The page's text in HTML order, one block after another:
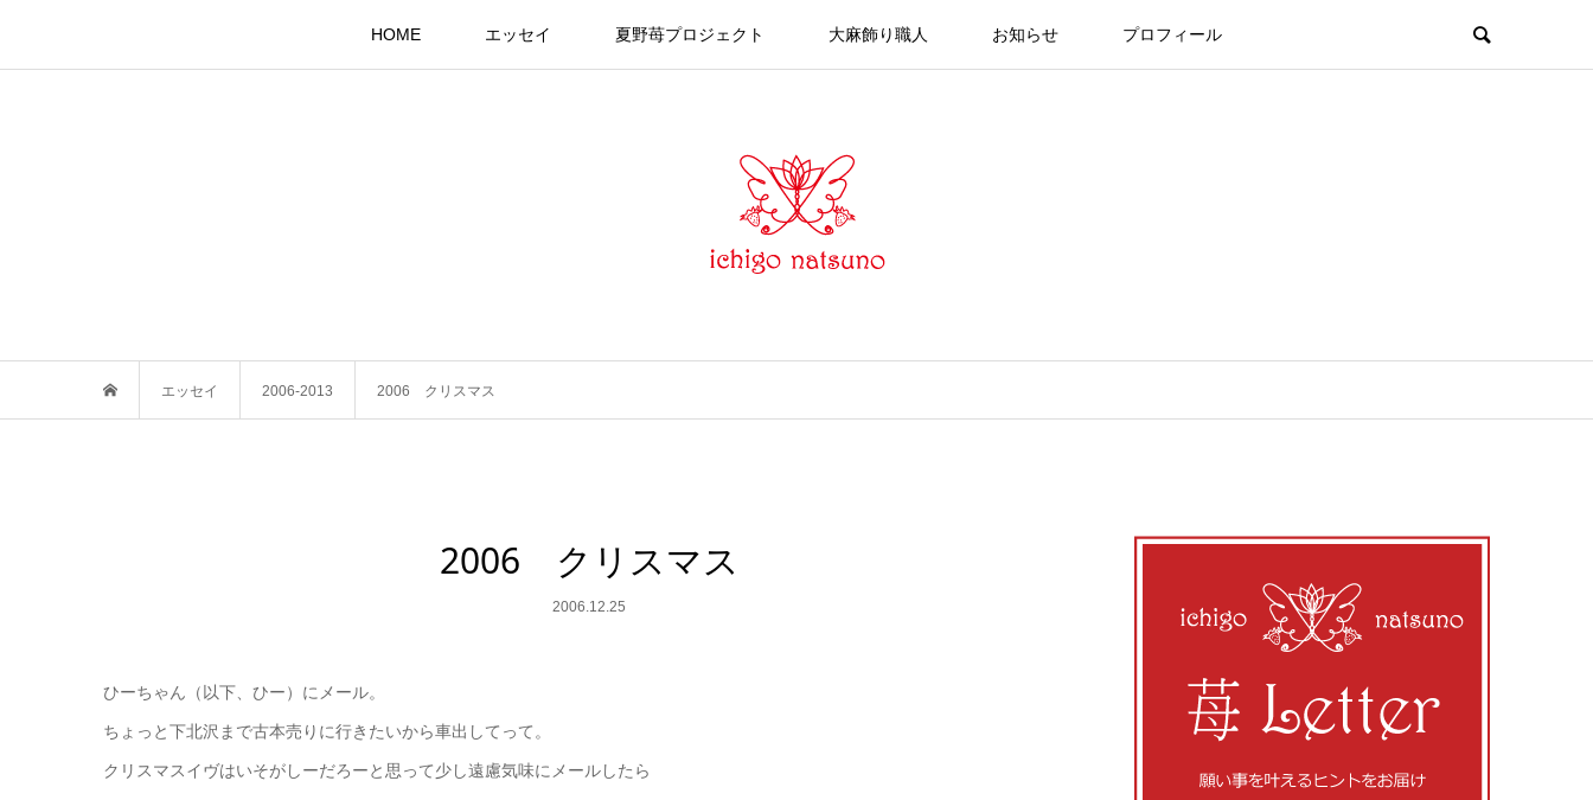
HOME エッセイ 夏野苺プロジェクト 大麻飾り職人 お知らせ プロフィール
エッセイ 2006-2013 2006 クリスマス
2006 クリスマス
2006.12.25
ひーちゃん（以下、ひー）にメール。
ちょっと下北沢まで古本売りに行きたいから車出してって。
クリスマスイヴはいそがしーだろーと思って少し遠慮気味にメールしたら